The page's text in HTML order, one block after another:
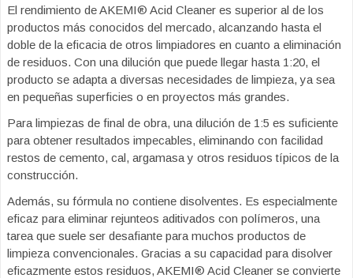
El rendimiento de AKEMI® Acid Cleaner es superior al de los
productos más conocidos del mercado, alcanzando hasta el
doble de la eficacia de otros limpiadores en cuanto a eliminación
de residuos. Con una dilución que puede llegar hasta 1:20, el
producto se adapta a diversas necesidades de limpieza, ya sea
en pequeñas superficies o en proyectos más grandes.
Para limpiezas de final de obra, una dilución de 1:5 es suficiente
para obtener resultados impecables, eliminando con facilidad
restos de cemento, cal, argamasa y otros residuos típicos de la
construcción.
Además, su fórmula no contiene disolventes. Es especialmente
eficaz para eliminar rejunteos aditivados con polímeros, una
tarea que suele ser desafiante para muchos productos de
limpieza convencionales. Gracias a su capacidad para disolver
eficazmente estos residuos, AKEMI® Acid Cleaner se convierte